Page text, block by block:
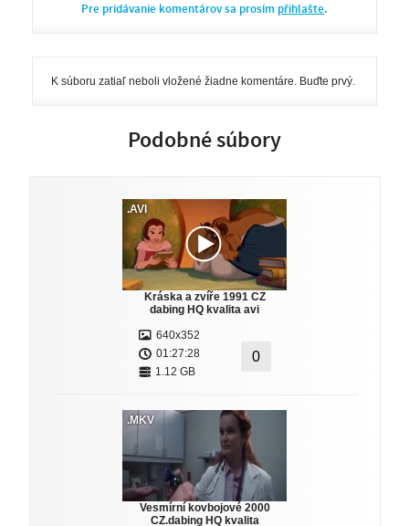
Pre pridávanie komentárov sa prosím přihlašte.
K súboru zatiaľ neboli vložené žiadne komentáre. Buďte prvý.
Podobné súbory
.AVI
Kráska a zvíře 1991 CZ
dabing HQ kvalita avi
640x352
01:27:28
1.12 GB
0
.MKV
Vesmírní kovbojové 2000
CZ.dabing HQ kvalita